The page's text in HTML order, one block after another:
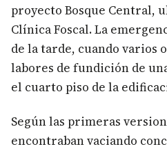
proyecto Bosque Central,
Clínica Foscal. La
de la tarde, cuando varios
labores de fundición de
el cuarto piso de la
Según las primeras
encontraban vaciando